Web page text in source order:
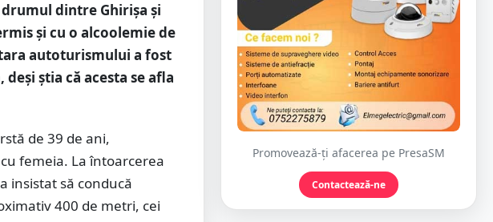
dintre Ghirișa și
și cu o alcoolemie de
autoturismului a fost
știa că acesta se afla
de 39 de ani,
femeia. La întoarcerea
insistat să conducă
400 de metri, cei
Promovează-ți afacerea pe PresaSM
Contactează-ne